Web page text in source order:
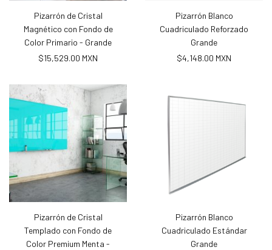
Pizarrón de Cristal
Magnético con Fondo de
Color Primario - Grande
$15,529.00 MXN
Pizarrón Blanco
Cuadriculado Reforzado
Grande
$4,148.00 MXN
Pizarrón de Cristal
Templado con Fondo de
Color Premium Menta -
Pizarrón Blanco
Cuadriculado Estándar
Grande